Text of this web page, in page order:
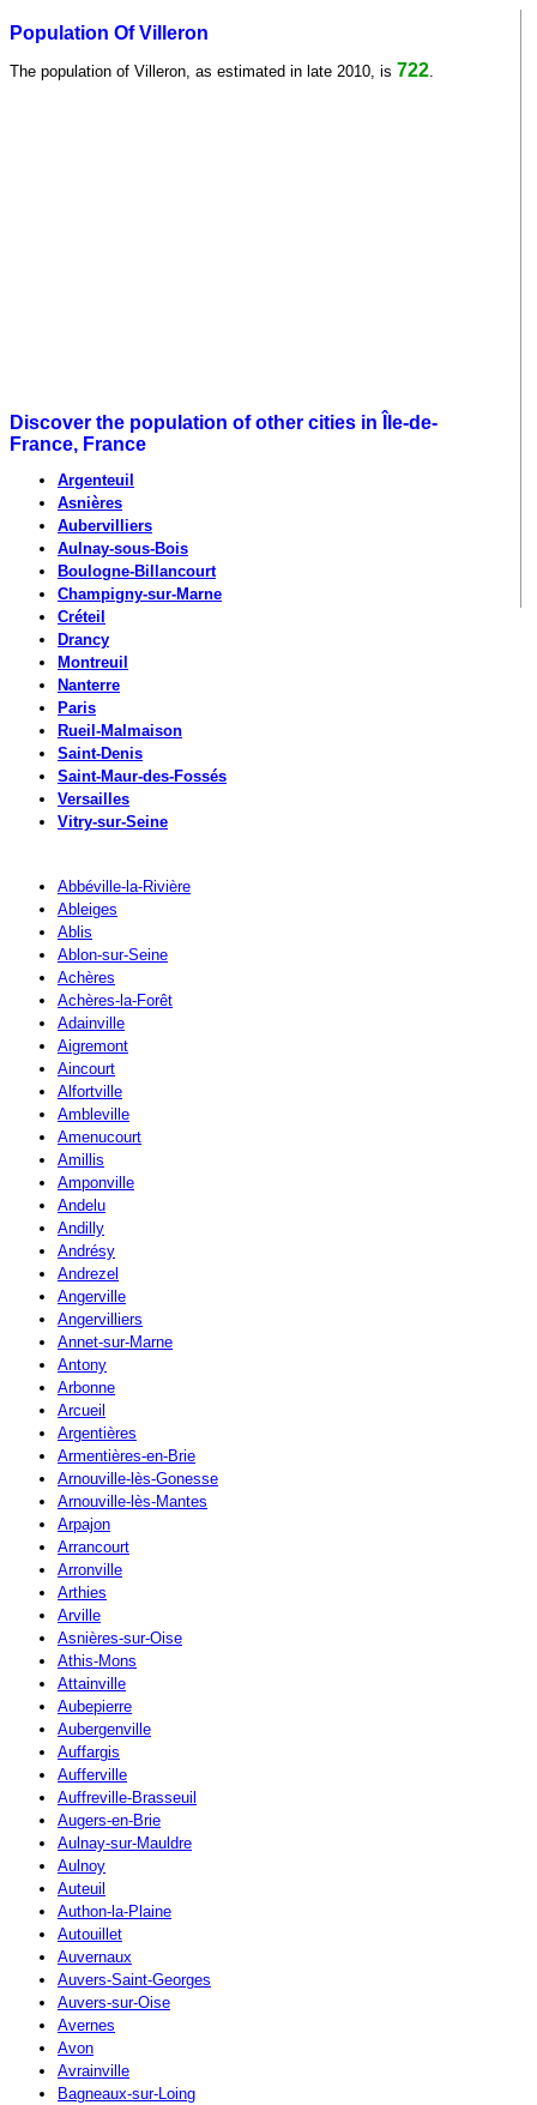
Population Of Villeron
The population of Villeron, as estimated in late 2010, is 722
Discover the population of other cities in Île-de-
France, France
Argenteuil
Asnières
Aubervilliers
Aulnay-sous-Bois
Boulogne-Billancourt
Champigny-sur-Marne
Créteil
Drancy
Montreuil
Nanterre
Paris
Rueil-Malmaison
Saint-Denis
Saint-Maur-des-Fossés
Versailles
Vitry-sur-Seine
Abbéville-la-Rivière
Ableiges
Ablis
Ablon-sur-Seine
Achères
Achères-la-Forêt
Adainville
Aigremont
Aincourt
Alfortville
Ambleville
Amenucourt
Amillis
Amponville
Andelu
Andilly
Andrésy
Andrezel
Angerville
Angervilliers
Annet-sur-Marne
Antony
Arbonne
Arcueil
Argentières
Armentières-en-Brie
Arnouville-lès-Gonesse
Arnouville-lès-Mantes
Arpajon
Arrancourt
Arronville
Arthies
Arville
Asnières-sur-Oise
Athis-Mons
Attainville
Aubepierre
Aubergenville
Auffargis
Aufferville
Auffreville-Brasseuil
Augers-en-Brie
Aulnay-sur-Mauldre
Aulnoy
Auteuil
Authon-la-Plaine
Autouillet
Auvernaux
Auvers-Saint-Georges
Auvers-sur-Oise
Avernes
Avon
Avrainville
Bagneaux-sur-Loing